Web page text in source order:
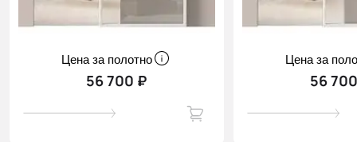
Цена за полотно
56 700 ₽
Цена за
56